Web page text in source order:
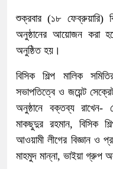
শুক্রবার (১৮ ফেব্রুয়ারি)
অনুষ্ঠানের আয়োজন করা
অনুষ্ঠিত হয়।
বিসিক শিল্প মালিক
সভাপতিত্বে ও জয়েন্ট
অনুষ্ঠানে বক্তব্য রাখেন-
মাকছুদুর রহমান, বিসিক
আওয়ামী লীগের বিজ্ঞান ও
মাহমুদ মান্না, ভাইয়া গ্রুপ অব